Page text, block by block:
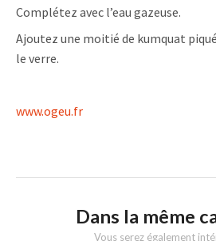
Complétez avec l’eau gazeuse.
Ajoutez une moitié de kumquat
le verre.
www.ogeu.fr
Dans la même
Vous serez également